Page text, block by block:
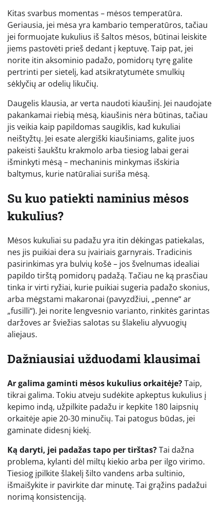
Kitas svarbus momentas – mėsos temperatūra.
Geriausia, jei mėsa yra kambario temperatūros, tačiau
jei formuojate kukulius iš šaltos mėsos, būtinai leiskite
jiems pastovėti prieš dedant į keptuvę. Taip pat, jei
norite itin aksominio padažo, pomidorų tyrę galite
pertrinti per sietelį, kad atsikratytumėte smulkių
sėklyčių ar odelių likučių.
Daugelis klausia, ar verta naudoti kiaušinį. Jei naudojate
pakankamai riebią mėsą, kiaušinis nėra būtinas, tačiau
jis veikia kaip papildomas saugiklis, kad kukuliai
neištyžtų. Jei esate alergiški kiaušiniams, galite juos
pakeisti šaukštu krakmolo arba tiesiog labai gerai
išminkyti mėsą – mechaninis minkymas išskiria
baltymus, kurie natūraliai suriša mėsą.
Su kuo patiekti naminius mėsos
kukulius?
Mėsos kukuliai su padažu yra itin dėkingas patiekalas,
nes jis puikiai dera su įvairiais garnyrais. Tradicinis
pasirinkimas yra bulvių košė – jos švelnumas idealiai
papildo tirštą pomidorų padažą. Tačiau ne ką prasčiau
tinka ir virti ryžiai, kurie puikiai sugeria padažo skonius,
arba mėgstami makaronai (pavyzdžiui, „penne“ ar
„fusilli“). Jei norite lengvesnio varianto, rinkitės garintas
daržoves ar šviežias salotas su šlakeliu alyvuogių
aliejaus.
Dažniausiai užduodami klausimai
Ar galima gaminti mėsos kukulius orkaitėje?Taip,
tikrai galima. Tokiu atveju sudėkite apkeptus kukulius į
kepimo indą, užpilkite padažu ir kepkite 180 laipsnių
orkaitėje apie 20-30 minučių. Tai patogus būdas, jei
gaminate didesnį kiekį.
Ką daryti, jei padažas tapo per tirštas?Tai dažna
problema, kylanti dėl miltų kiekio arba per ilgo virimo.
Tiesiog įpilkite šlakelį šilto vandens arba sultinio,
išmaišykite ir pavirkite dar minutę. Tai grąžins padažui
norimą konsistenciją.